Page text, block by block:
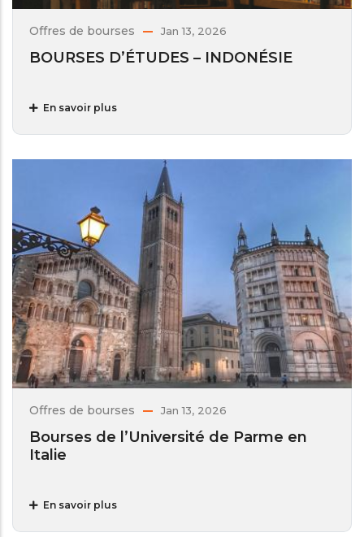
Offres de bourses Jan 13, 2026
BOURSES D’ÉTUDES – INDONÉSIE
En savoir plus
Offres de bourses Jan 13, 2026
Bourses de l’Université de Parme en
Italie
En savoir plus